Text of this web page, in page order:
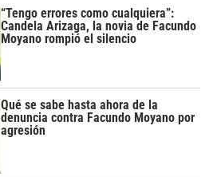
“Tengo errores como cualquiera”:
Candela Arizaga, la novia de Facundo
Moyano rompió el silencio
Qué se sabe hasta ahora de la
denuncia contra Facundo Moyano por
agresión